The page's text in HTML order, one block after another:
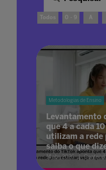
Todos 0 - 9 A
Metodologias de Ensino
Levantamento
que 4 a cada
utilizam a rede
saiba o que
14 abr. 2026